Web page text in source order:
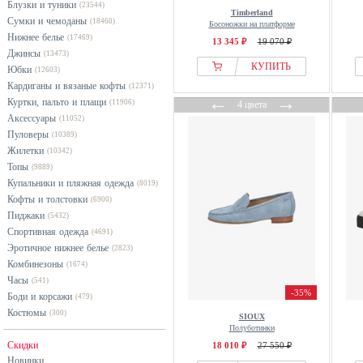
Ariat
ARIZONA LOVE
ARKK Copenhagen
Armani Exchange
Asics
ATHLECIA
Australia Luxe Collective
BABOUCHE Lifestyle
BADURA
Ballerette
Ballop
Bally
Barbour
Basler
Bayton
серый
синий
хаки
черный
Блузки и туники (23544)
Сумки и чемоданы (18460)
Нижнее белье (17469)
Джинсы (13473)
Юбки (12603)
Кардиганы и вязаные кофты (12371)
Куртки, пальто и плащи (11906)
Аксессуары (11052)
Пуловеры (10389)
Жилетки (10342)
Топы (9889)
Купальники и пляжная одежда (8019)
Кофты и толстовки (6900)
Пиджаки (5432)
Спортивная одежда (4691)
Эротичное нижнее белье (2823)
Комбинезоны (1674)
Часы (541)
Боди и корсажи (479)
Костюмы (300)
Скидки
Новинки
Timberland
Босоножки на платформе
13 345 ₽ 19 070 ₽
КУПИТЬ
←4 цвета→
-35%
SIOUX
Полуботинки
18 010 ₽ 27 550 ₽